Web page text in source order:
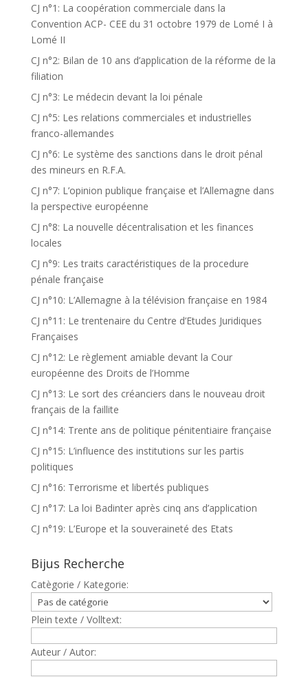
CJ n°1: La coopération commerciale dans la
Convention ACP- CEE du 31 octobre 1979 de Lomé I à
Lomé II
CJ n°2: Bilan de 10 ans d’application de la réforme de la
filiation
CJ n°3: Le médecin devant la loi pénale
CJ n°5: Les relations commerciales et industrielles
franco-allemandes
CJ n°6: Le système des sanctions dans le droit pénal
des mineurs en R.F.A.
CJ n°7: L’opinion publique française et l’Allemagne dans
la perspective européenne
CJ n°8: La nouvelle décentralisation et les finances
locales
CJ n°9: Les traits caractéristiques de la procedure
pénale française
CJ n°10: L’Allemagne à la télévision française en 1984
CJ n°11: Le trentenaire du Centre d’Etudes Juridiques
Françaises
CJ n°12: Le règlement amiable devant la Cour
européenne des Droits de l’Homme
CJ n°13: Le sort des créanciers dans le nouveau droit
français de la faillite
CJ n°14: Trente ans de politique pénitentiaire française
CJ n°15: L’influence des institutions sur les partis
politiques
CJ n°16: Terrorisme et libertés publiques
CJ n°17: La loi Badinter après cinq ans d’application
CJ n°19: L’Europe et la souveraineté des Etats
Bijus Recherche
Catègorie / Kategorie:
Plein texte / Volltext:
Auteur / Autor: